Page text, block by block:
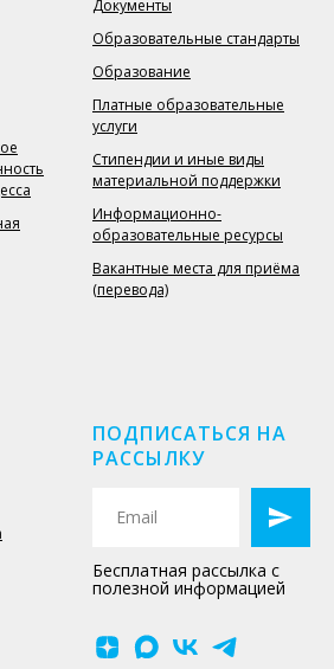
Документы
Образовательные стандарты
Образование
Платные образовательные
услуги
Стипендии и иные виды
материальной поддержки
Информационно-
образовательные ресурсы
Вакантные места для приёма
(перевода)
ПОДПИСАТЬСЯ НА
РАССЫЛКУ
Бесплатная рассылка с
полезной информацией